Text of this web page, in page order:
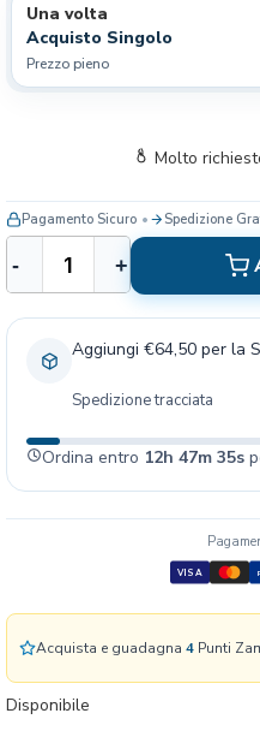
Disponibile
Una volta
Acquisto Singolo
Prezzo pieno
n
i
a
a
t
u
r
m
a
S
- +
Molto
Pagamento Sicuro Spedizione
Aggiungi €64,50 per la
Spedizione tracciata
Ordina entro 12h 47m 34s
Acquista e guadagna 4 Punti
VISA